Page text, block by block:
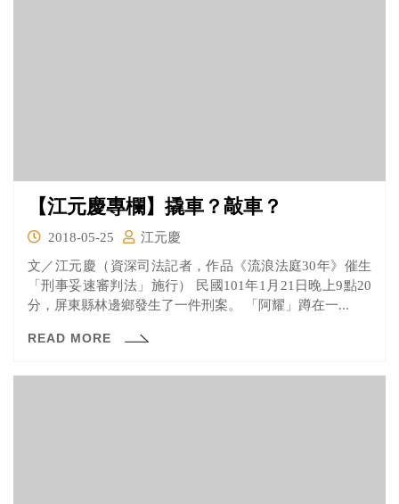
【江元慶專欄】撬車？敲車？
2018-05-25
江元慶
文／江元慶（資深司法記者，作品《流浪法庭30年》催生
「刑事妥速審判法」施行） 民國101年1月21日晚上9點20
分，屏東縣林邊鄉發生了一件刑案。 「阿耀」蹲在一...
READ MORE